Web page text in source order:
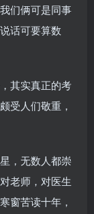
们俩可是同事
话可要算数
其实真正的考
受人们敬重，
，无数人都崇
老师，对医生
窗苦读十年，